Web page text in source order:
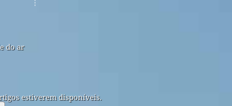
do ar
estiverem disponíveis.